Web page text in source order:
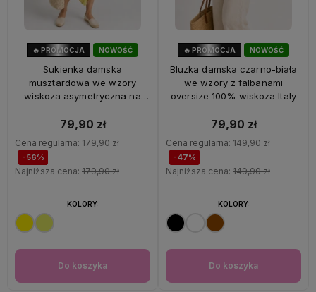
NOWOŚĆ
🔥 PROMOCJA
Sukienka damska
musztardowa we wzory
wiskoza asymetryczna na
79,90 zł
Cena regularna: 179,90 zł
-56%
Najniższa cena: 179,90 zł
Do koszyka
KOLORY:
NOWOŚĆ
🔥 PROMOCJA
Bluzka damska czarno-biała
we wzory z falbanami
oversize 100% wiskoza Italy
79,90 zł
Cena regularna: 149,90 zł
-47%
Najniższa cena: 149,90 zł
Do koszyka
KOLORY: